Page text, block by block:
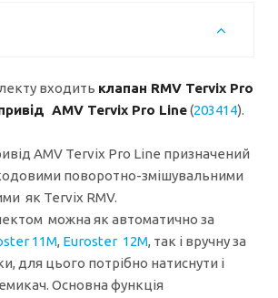
входить клапан RMV Tervix Pro
AMV Tervix Pro Line(203414).
AMV Tervix Pro Line призначений
поворотно-змішувальними
як Tervix RMV.
можна як автоматично за
11M, Euroster 12M, так і вручну за
для цього потрібно натиснути і
Основна функція